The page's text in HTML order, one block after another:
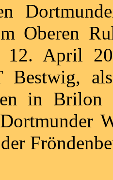
Oberen
12. April
Bestwig,
in